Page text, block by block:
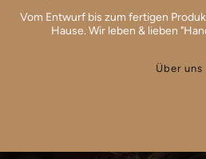
Vom Entwurf bis zum fertigen
Hause. Wir leben & lieben
Über uns